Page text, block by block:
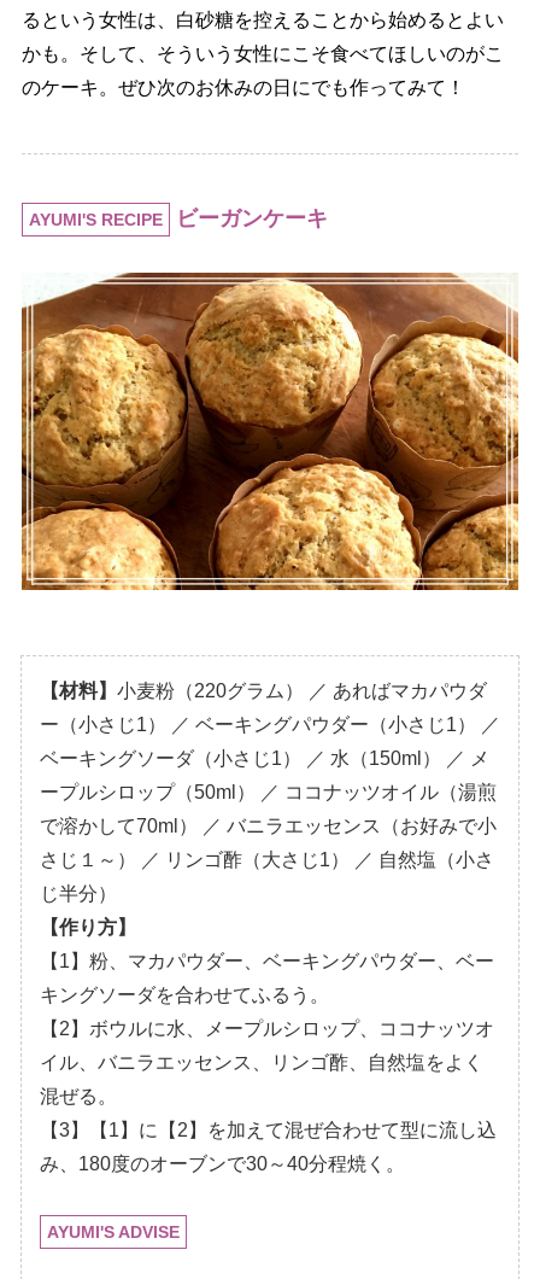
るという女性は、白砂糖を控えることから始めるとよい
かも。そして、そういう女性にこそ食べてほしいのがこ
のケーキ。ぜひ次のお休みの日にでも作ってみて！
AYUMI'S RECIPE ビーガンケーキ
【材料】 小麦粉（220グラム） ／ あればマカパウダ
ー（小さじ1） ／ ベーキングパウダー（小さじ1） ／
ベーキングソーダ（小さじ1） ／ 水（150ml） ／ メ
ープルシロップ（50ml） ／ ココナッツオイル（湯煎
で溶かして70ml） ／ バニラエッセンス（お好みで小
さじ１～） ／ リンゴ酢（大さじ1） ／ 自然塩（小さ
じ半分）
【作り方】
【1】粉、マカパウダー、ベーキングパウダー、ベー
キングソーダを合わせてふるう。
【2】ボウルに水、メープルシロップ、ココナッツオ
イル、バニラエッセンス、リンゴ酢、自然塩をよく
混ぜる。
【3】【1】に【2】を加えて混ぜ合わせて型に流し込
み、180度のオーブンで30～40分程焼く。
AYUMI'S ADVISE